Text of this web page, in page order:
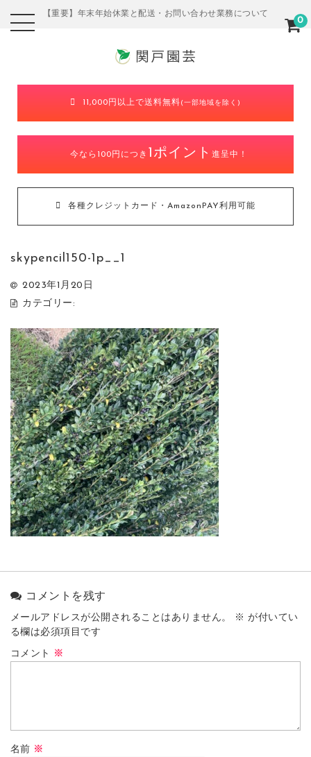
【重要】年末年始休業と配送・お問い合わせ業務について
11,000円以上で送料無料(一部地域を除く)
今なら100円につき 1ポイント 進呈中！
各種クレジットカード・AmazonPAY利用可能
0
skypencil150-1p__1
2023年1月20日
カテゴリー:
コメントを残す
メールアドレスが公開されることはありません。 ※ が付いてい
る欄は必須項目です
コメント ※
名前 ※